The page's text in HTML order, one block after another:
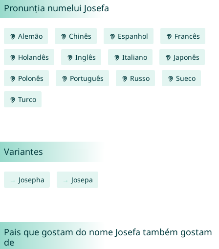
Pronunția numelui Josefa
Alemão Chinês Espanhol Francês
Holandês Inglês Italiano Japonês
Polonês Português Russo Sueco
Turco
Variantes
Josepha Josepa
Pais que gostam do nome Josefa também gostam
de